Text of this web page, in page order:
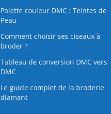
Palette couleur DMC : Teintes de
Peau
Comment choisir ses ciseaux à
broder ?
Tableau de conversion DMC vers
DMC
Le guide complet de la broderie
diamant